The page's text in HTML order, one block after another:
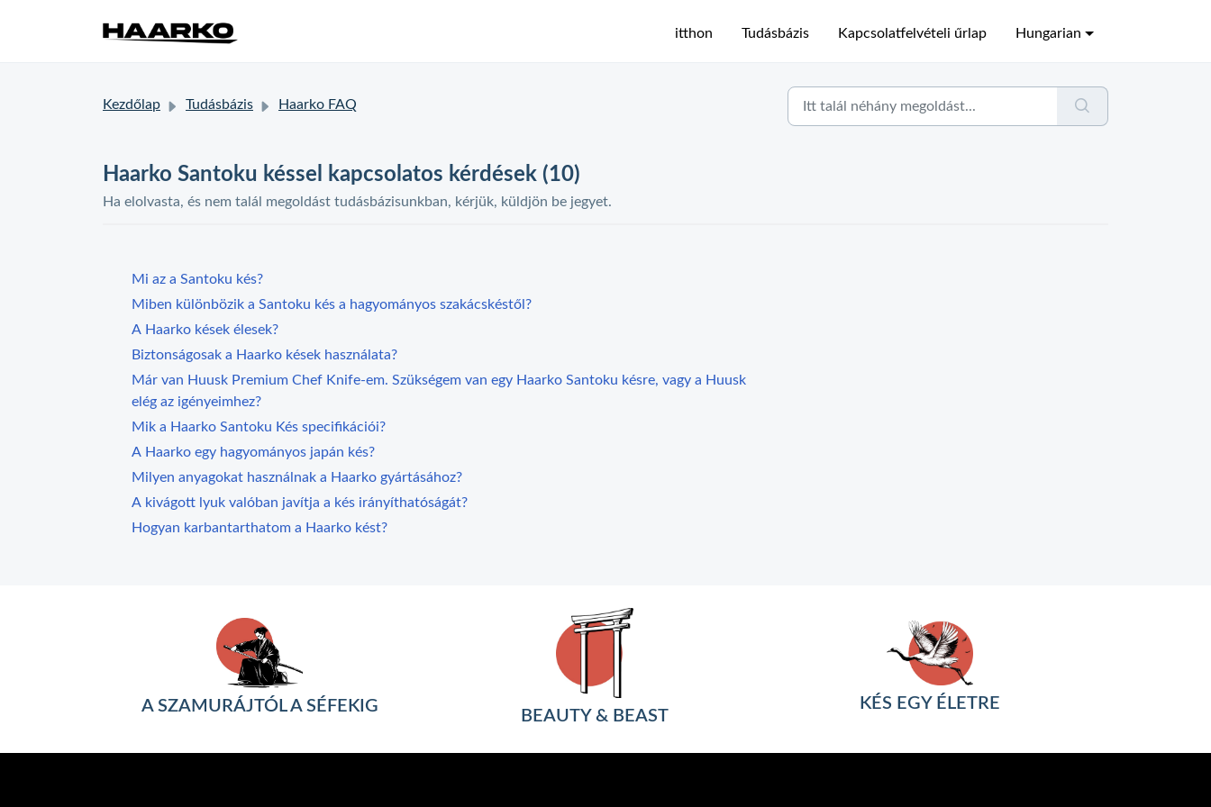
itthon Tudásbázis Kapcsolatfelvételi űrlap Hungarian
Kezdőlap Tudásbázis Haarko FAQ
Haarko Santoku késsel kapcsolatos kérdések (10)
Ha elolvasta, és nem talál megoldást tudásbázisunkban, kérjük, küldjön be jegyet.
Mi az a Santoku kés?
Miben különbözik a Santoku kés a hagyományos szakácskéstől?
A Haarko kések élesek?
Biztonságosak a Haarko kések használata?
Már van Huusk Premium Chef Knife-em. Szükségem van egy Haarko Santoku késre, vagy a Huusk
elég az igényeimhez?
Mik a Haarko Santoku Kés specifikációi?
A Haarko egy hagyományos japán kés?
Milyen anyagokat használnak a Haarko gyártásához?
A kivágott lyuk valóban javítja a kés irányíthatóságát?
Hogyan karbantarthatom a Haarko kést?
A SZAMURÁJTÓL A SÉFEKIG
BEAUTY & BEAST
KÉS EGY ÉLETRE